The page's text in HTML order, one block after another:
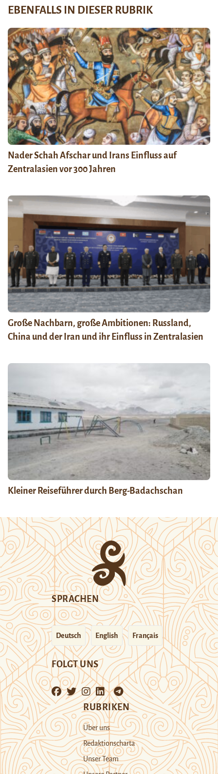
EBENFALLS IN DIESER RUBRIK
Nader Schah Afschar und Irans Einfluss auf
Zentralasien vor 300 Jahren
Große Nachbarn, große Ambitionen: Russland,
China und der Iran und ihr Einfluss in Zentralasien
Kleiner Reiseführer durch Berg-Badachschan
SPRACHEN
Deutsch English Français
FOLGT UNS
RUBRIKEN
Über uns
Redaktionscharta
Unser Team